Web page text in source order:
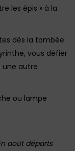
les épis » à la
dès la tombée
vous défier
une autre
ou lampe
août départs